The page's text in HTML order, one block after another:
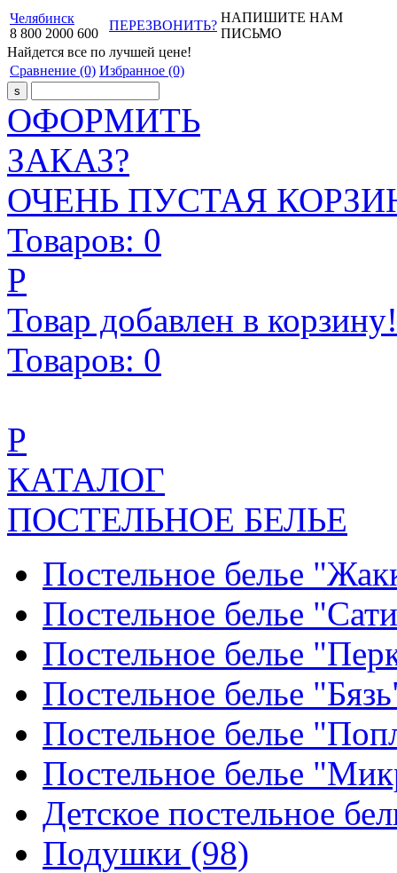
Челябинск
8 800 2000 600
ПЕРЕЗВОНИТЬ?
НАПИШИТЕ НАМ
ПИСЬМО
Найдется все по лучшей цене!
Сравнение (0) Избранное (0)
ОФОРМИТЬ
ЗАКАЗ?
ОЧЕНЬ ПУСТАЯ
Товаров: 0
Р
Товар добавлен в корзину!
Товаров: 0
Р
КАТАЛОГ
ПОСТЕЛЬНОЕ БЕЛЬЕ
Постельное белье
Постельное белье
Постельное белье
Постельное белье
Постельное белье
Постельное белье
Детское постельное
Подушки (98)